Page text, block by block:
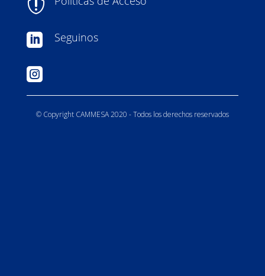

 Seguinos

© Copyright CAMMESA 2020 - Todos los derechos reservados